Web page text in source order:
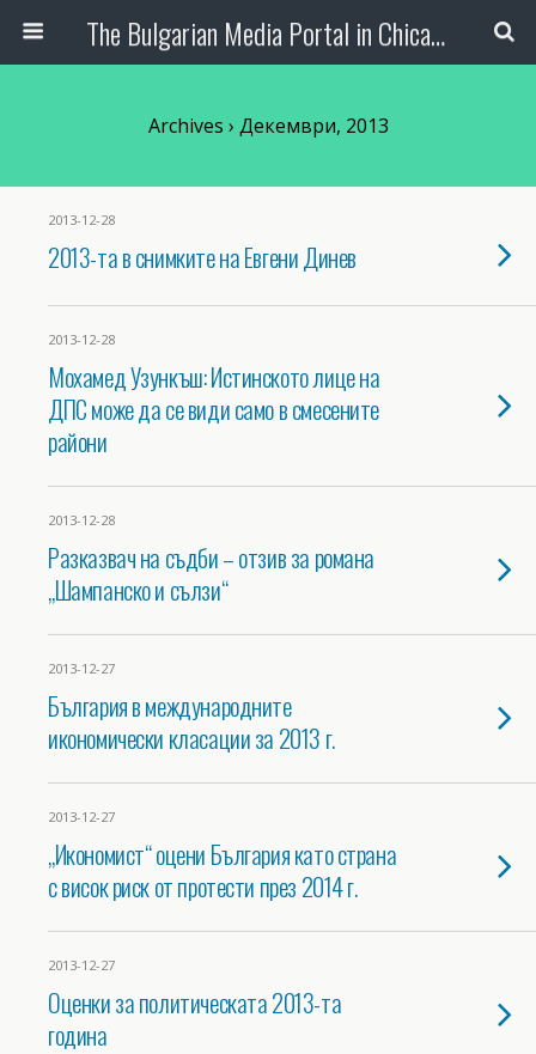
The Bulgarian Media Portal in Chicago
Archives › Декември, 2013
2013-12-28
2013-та в снимките на Евгени Динев
2013-12-28
Мохамед Узункъш: Истинското лице на
ДПС може да се види само в смесените
райони
2013-12-28
Разказвач на съдби – отзив за романа
„Шампанско и сълзи“
2013-12-27
България в международните
икономически класации за 2013 г.
2013-12-27
„Икономист“ оцени България като страна
с висок риск от протести през 2014 г.
2013-12-27
Оценки за политическата 2013-та
година